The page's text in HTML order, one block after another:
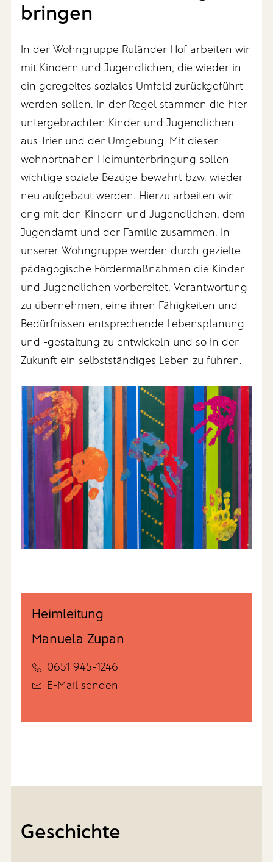
bringen
In der Wohngruppe Ruländer Hof arbeiten wir
mit Kindern und Jugendlichen, die wieder in
ein geregeltes soziales Umfeld zurückgeführt
werden sollen. In der Regel stammen die hier
untergebrachten Kinder und Jugendlichen
aus Trier und der Umgebung. Mit dieser
wohnortnahen Heimunterbringung sollen
wichtige soziale Bezüge bewahrt bzw. wieder
neu aufgebaut werden. Hierzu arbeiten wir
eng mit den Kindern und Jugendlichen, dem
Jugendamt und der Familie zusammen. In
unserer Wohngruppe werden durch gezielte
pädagogische Fördermaßnahmen die Kinder
und Jugendlichen vorbereitet, Verantwortung
zu übernehmen, eine ihren Fähigkeiten und
Bedürfnissen entsprechende Lebensplanung
und -gestaltung zu entwickeln und so in der
Zukunft ein selbstständiges Leben zu führen.
Heimleitung
Manuela Zupan
0651 945-1246
E-Mail senden
Geschichte